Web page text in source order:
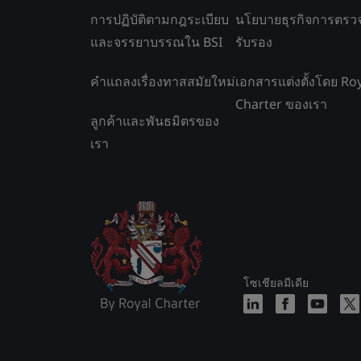
การปฏิบัติตามกฎระเบียบ
และจรรยาบรรณใน BSI
คำแถลงเรื่องทาสสมัยใหม่
ลูกค้าและพันธมิตรของ
เรา
นโยบายธุรกิจการตรว
รับรอง
เอกสารแต่งตั้งโดย
Charter ของเรา
โซเชียลมีเดีย